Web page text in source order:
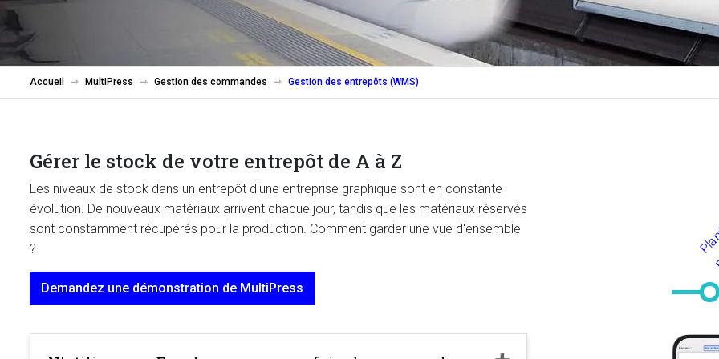
Accueil MultiPress Gestion des commandes Gestion des entrepôts (WMS)
Gérer le stock de votre entrepôt de A à Z
Les niveaux de stock dans un entrepôt d'une entreprise graphique sont en constante
évolution. De nouveaux matériaux arrivent chaque jour, tandis que les matériaux réservés
sont constamment récupérés pour la production. Comment garder une vue d'ensemble
?
Demandez une démonstration de MultiPress